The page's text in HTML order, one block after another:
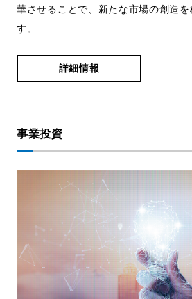
華させることで、新たな市場の創造
す。
詳細情報
事業投資